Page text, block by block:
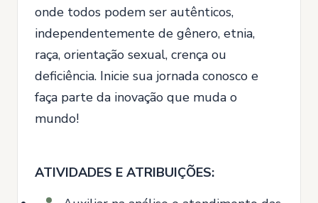
onde todos podem ser autênticos,
independentemente de gênero, etnia,
raça, orientação sexual, crença ou
deficiência. Inicie sua jornada conosco e
faça parte da inovação que muda o
mundo!
ATIVIDADES E ATRIBUIÇÕES: